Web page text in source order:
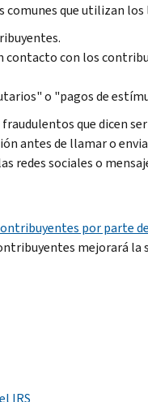
que utilizan los
contacto con los
o "pagos de
que dicen
antes de llamar o
redes sociales o
por parte
mejorará la
IRS